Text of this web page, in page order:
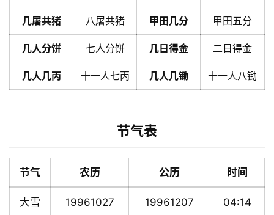
几屠共猪 八屠共猪 甲田几分 甲田五分
几人分饼 七人分饼 几日得金 二日得金
几人几丙 十一人七丙 几人几锄 十一人八锄
节气表
节气 农历 公历 时间
大雪 19961027 19961207 04:14